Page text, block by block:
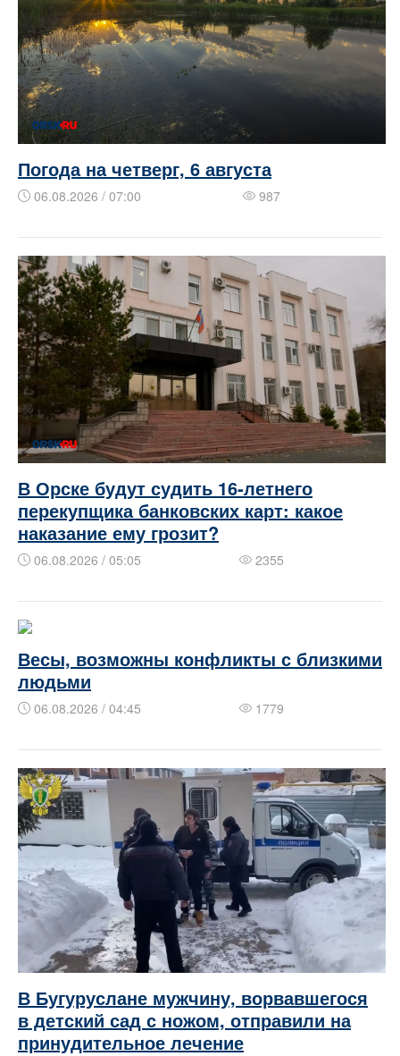
Погода на четверг, 6 августа
06.08.2026 / 07:00 987
В Орске будут судить 16‑летнего
перекупщика банковских карт: какое
наказание ему грозит?
06.08.2026 / 05:05 2355
Весы, возможны конфликты с близкими
людьми
06.08.2026 / 04:45 1779
В Бугуруслане мужчину, ворвавшегося
в детский сад с ножом, отправили на
принудительное лечение